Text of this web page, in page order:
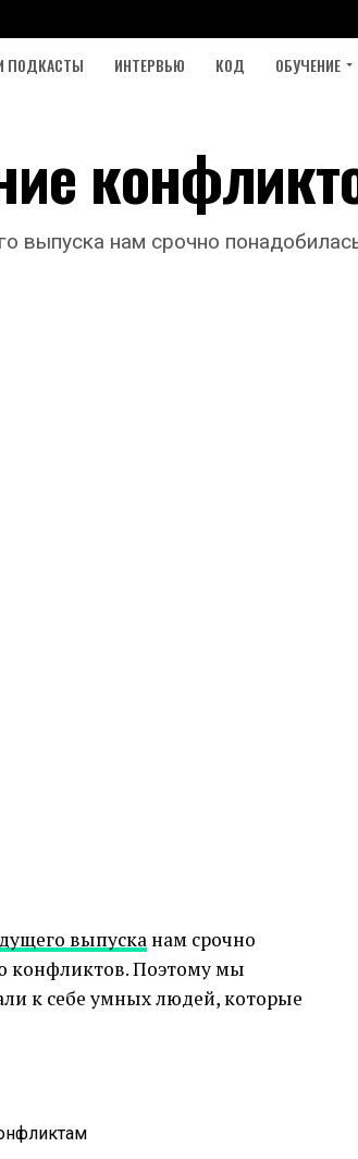
ПОДКАСТЫ ИНТЕРВЬЮ КОД ОБУЧЕНИЕ
выпуска нам срочно
выпуска нам срочно
конфликтов. Поэтому мы
к себе умных людей, которые